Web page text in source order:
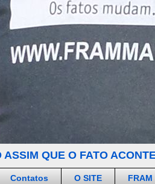
ASSIM QUE O FATO
Contatos O SITE FRAM